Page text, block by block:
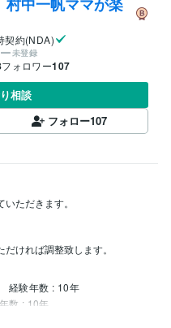
契約(NDA)
未登録
フォロワー107
相談
フォロー107
ただきます。
ければ調整致します。
経験年数 : 10年
数 : 10年